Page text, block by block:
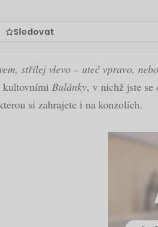
Sledovat
střílej vlevo – uteč vpravo,
kultovními Bulánky, v nichž jste se
si zahrajete i na konzolích.